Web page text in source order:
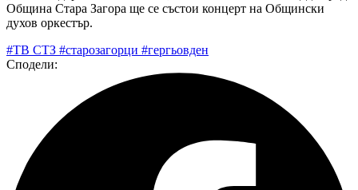
Община Стара Загора ще се състои концерт на Общински
духов оркестър.
#ТВ СТЗ #старозагорци #гергьовден
Сподели: